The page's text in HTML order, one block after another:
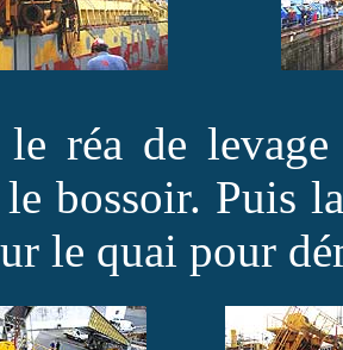
le réa de
bossoir. Puis
le quai pour